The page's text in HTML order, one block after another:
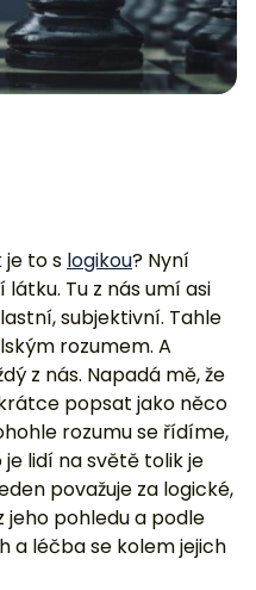
je to s logikou? Nyní
Tu z nás umí asi
subjektivní. Tahle
rozumem. A
z nás. Napadá mě, že
popsat jako něco
rozumu se řídíme,
lidí na světě tolik je
považuje za logické,
jeho pohledu a podle
a léčba se kolem jejich